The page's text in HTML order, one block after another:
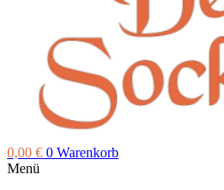
0,00 € 0 Warenkorb
Menü